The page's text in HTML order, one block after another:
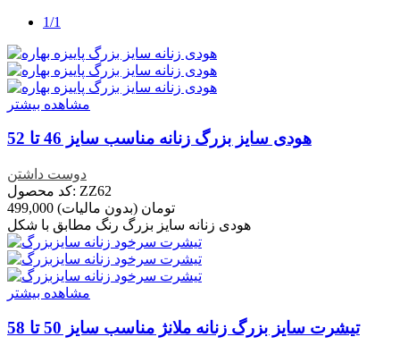
1/1
مشاهده بیشتر
هودی سایز بزرگ زنانه مناسب سایز 46 تا 52
دوست داشتن
کد محصول: ZZ62
499,000 تومان (بدون مالیات)
هودی زنانه سایز بزرگ رنگ مطابق با شکل
مشاهده بیشتر
تیشرت سایز بزرگ زنانه ملانژ مناسب سایز 50 تا 58